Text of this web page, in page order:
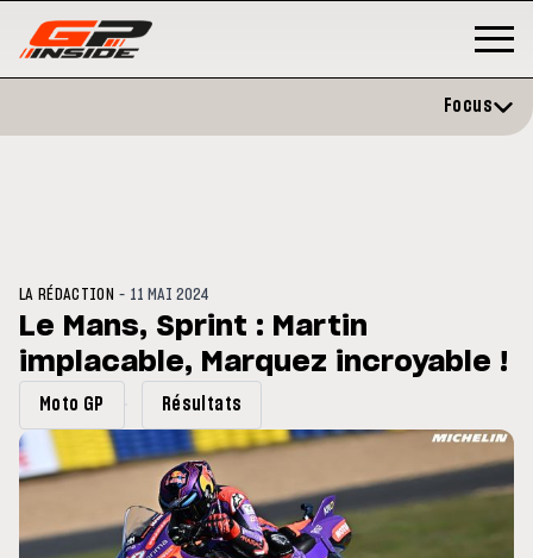
du GP de Grande-
MOTO GP
Focus
LA RÉDACTION - 11 MAI 2024
Le Mans, Sprint : Martin
implacable, Marquez incroyable !
Moto GP Résultats